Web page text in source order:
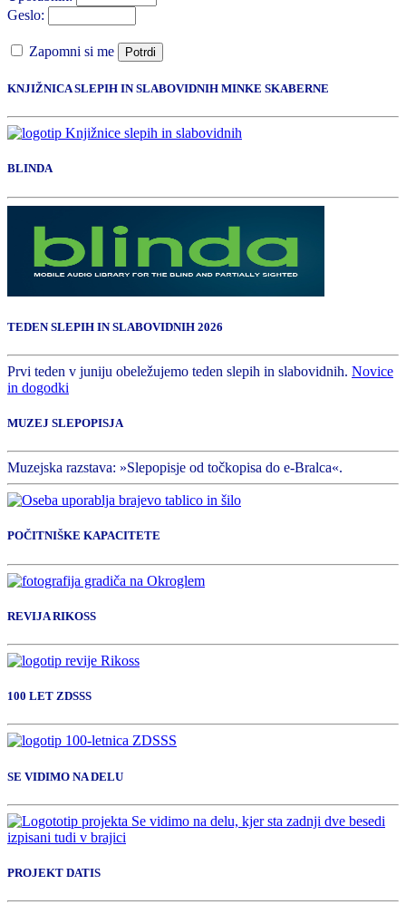
Geslo:
Zapomni si me Potrdi
KNJIŽNICA SLEPIH IN SLABOVIDNIH MINKE SKABERNE
BLINDA
TEDEN SLEPIH IN SLABOVIDNIH 2026
Prvi teden v juniju obeležujemo teden slepih in slabovidnih. Novice
in dogodki
MUZEJ SLEPOPISJA
Muzejska razstava: »Slepopisje od točkopisa do e-Bralca«.
POČITNIŠKE KAPACITETE
REVIJA RIKOSS
100 LET ZDSSS
SE VIDIMO NA DELU
PROJEKT DATIS